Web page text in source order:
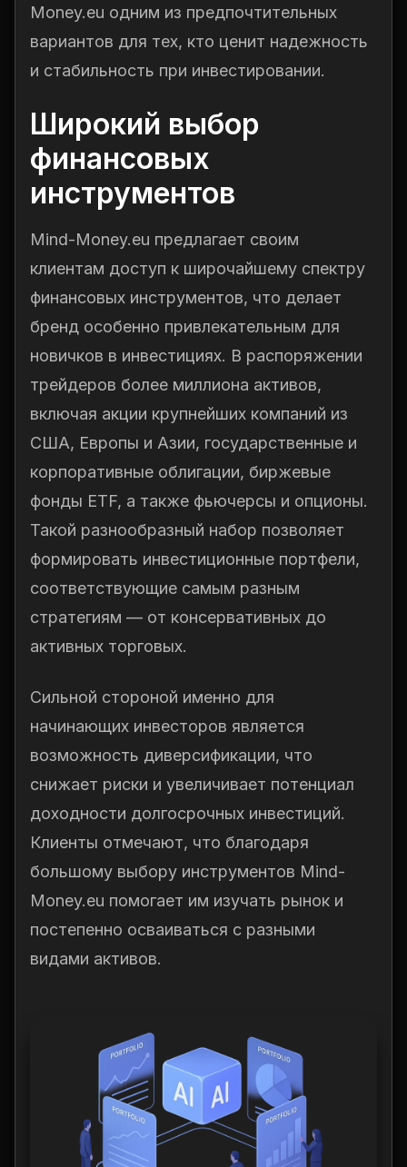
Money.eu одним из предпочтительных
вариантов для тех, кто ценит надежность
и стабильность при инвестировании.
Широкий выбор
финансовых
инструментов
Mind-Money.eu предлагает своим
клиентам доступ к широчайшему спектру
финансовых инструментов, что делает
бренд особенно привлекательным для
новичков в инвестициях. В распоряжении
трейдеров более миллиона активов,
включая акции крупнейших компаний из
США, Европы и Азии, государственные и
корпоративные облигации, биржевые
фонды ETF, а также фьючерсы и опционы.
Такой разнообразный набор позволяет
формировать инвестиционные портфели,
соответствующие самым разным
стратегиям — от консервативных до
активных торговых.
Сильной стороной именно для
начинающих инвесторов является
возможность диверсификации, что
снижает риски и увеличивает потенциал
доходности долгосрочных инвестиций.
Клиенты отмечают, что благодаря
большому выбору инструментов Mind-
Money.eu помогает им изучать рынок и
постепенно осваиваться с разными
видами активов.